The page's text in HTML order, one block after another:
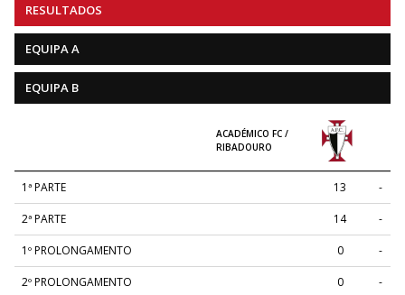
RESULTADOS
EQUIPA A
EQUIPA B
ACADÉMICO FC /
RIBADOURO
1ª PARTE 13 -
2ª PARTE 14 -
1º PROLONGAMENTO 0 -
2º PROLONGAMENTO 0 -